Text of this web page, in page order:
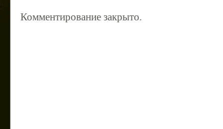
Комментирование закрыто.